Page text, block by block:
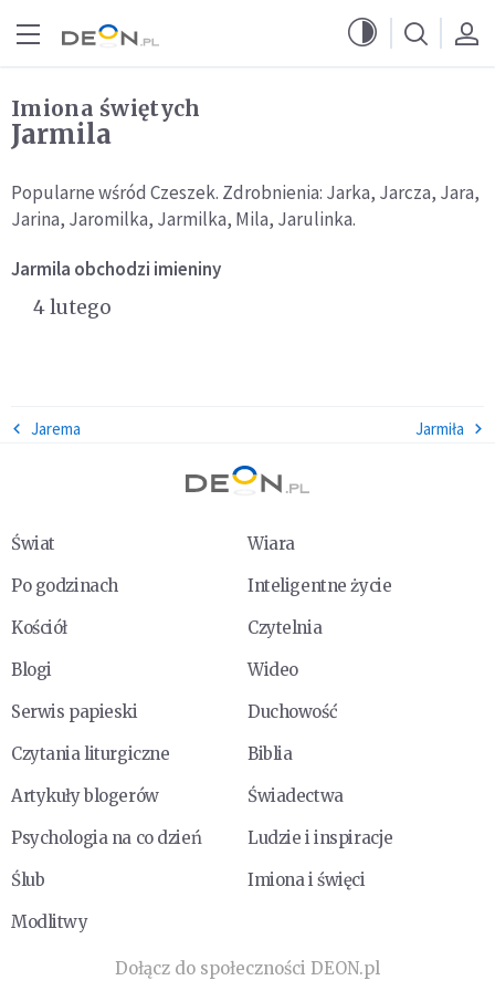
Imiona świętych
Jarmila
Popularne wśród Czeszek. Zdrobnienia: Jarka, Jarcza, Jara,
Jarina, Jaromilka, Jarmilka, Mila, Jarulinka.
Jarmila obchodzi imieniny
4 lutego
Jarema Jarmiła
Świat
Wiara
Po godzinach
Inteligentne życie
Kościół
Czytelnia
Blogi
Wideo
Serwis papieski
Duchowość
Czytania liturgiczne
Biblia
Artykuły blogerów
Świadectwa
Psychologia na co dzień
Ludzie i inspiracje
Ślub
Imiona i święci
Modlitwy
Dołącz do społeczności DEON.pl